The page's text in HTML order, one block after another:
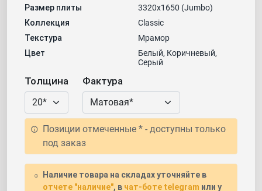
Размер плиты
3320х1650 (Jumbo)
Коллекция
Classic
Текстура
Мрамор
Цвет
Белый, Коричневый,
Серый
Толщина Фактура
Позиции отмеченные * - доступны только
под заказ
Наличие товара на складах уточняйте в
отчете "наличие", в чат-боте telegram или у